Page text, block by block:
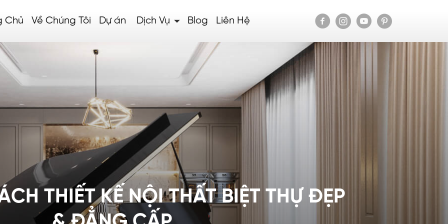
Chủ Về Chúng Tôi Dự án Dịch Vụ Blog Liên Hệ
THIẾT KẾ NỘI THẤT BIỆT THỰ ĐẸP